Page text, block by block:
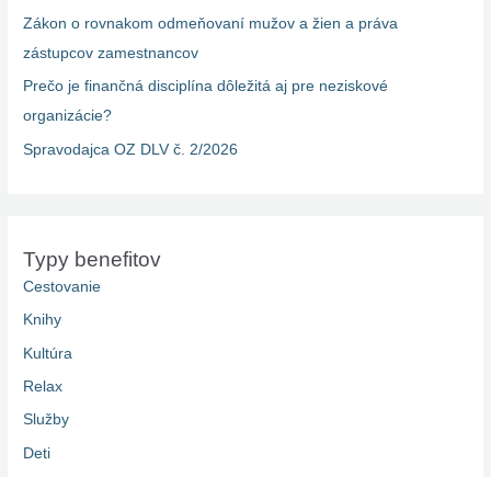
Zákon o rovnakom odmeňovaní mužov a žien a práva
zástupcov zamestnancov
Prečo je finančná disciplína dôležitá aj pre neziskové
organizácie?
Spravodajca OZ DLV č. 2/2026
Typy benefitov
Cestovanie
Knihy
Kultúra
Relax
Služby
Deti